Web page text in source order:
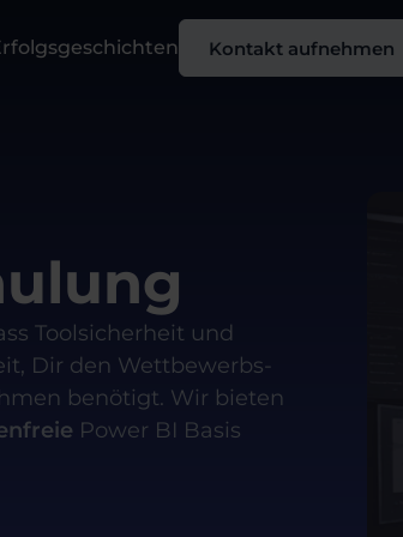
Kontakt aufnehmen
Toolsicherheit und
Dir den Wettbewerbs-
benötigt. Wir bieten
Power BI Basis